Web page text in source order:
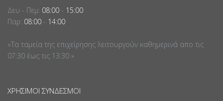
Δευ - Πεμ: 08:00 - 15:00
Παρ: 08:00 - 14:00
«Τα ταμεία της επιχείρησης λειτουργούν καθημερινά απο τις
07:30 έως τις 13:30 »
ΧΡΉΣΙΜΟΙ ΣΎΝΔΕΣΜΟΙ